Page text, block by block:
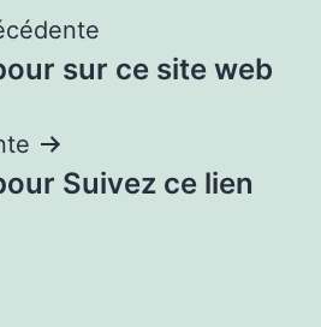
sur ce site web
Suivez ce lien